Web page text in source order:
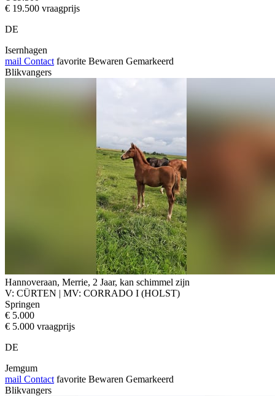
€ 19.500 vraagprijs
DE
Isernhagen
mail Contact favorite Bewaren Gemarkeerd
Blikvangers
Hannoveraan, Merrie, 2 Jaar, kan schimmel zijn
V: CÜRTEN | MV: CORRADO I (HOLST)
Springen
€ 5.000
€ 5.000 vraagprijs
DE
Jemgum
mail Contact favorite Bewaren Gemarkeerd
Blikvangers